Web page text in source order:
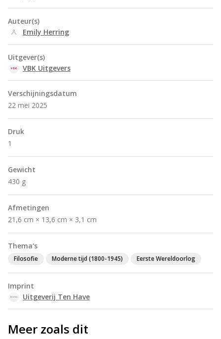
Auteur(s)
Emily Herring
Uitgever(s)
VBK Uitgevers
Verschijningsdatum
22 mei 2025
Druk
1
Gewicht
430 g
Afmetingen
21,6 cm × 13,6 cm × 3,1 cm
Thema's
Filosofie Moderne tijd (1800-1945) Eerste Wereldoorlog
Imprint
Uitgeverij Ten Have
Meer zoals dit